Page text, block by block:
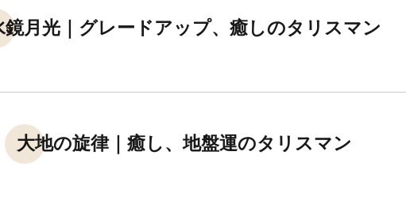
鏡月光｜グレードアップ、癒しのタリスマン
大地の旋律｜癒し、地盤運のタリスマン